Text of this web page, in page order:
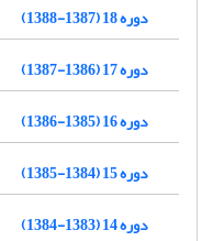
دوره 18 (1387-1388)
دوره 17 (1386-1387)
دوره 16 (1385-1386)
دوره 15 (1384-1385)
دوره 14 (1383-1384)